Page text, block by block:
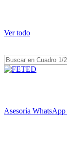
Ver todo
Asesoría WhatsApp